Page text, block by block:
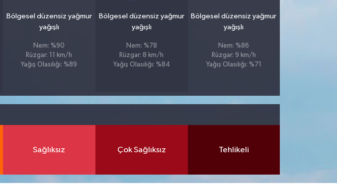
Bölgesel düzensiz yağmur
yağışlı
Nem: %90
Rüzgar: 11 km/h
Yağış Olasılığı: %89
Bölgesel düzensiz yağmur
yağışlı
Nem: %78
Rüzgar: 8 km/h
Yağış Olasılığı: %84
Bölgesel düzensiz yağmur
yağışlı
Nem: %86
Rüzgar: 9 km/h
Yağış Olasılığı: %71
Sağlıksız Çok Sağlıksız Tehlikeli